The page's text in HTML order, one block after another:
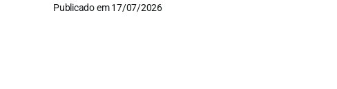
Publicado em 17/07/2026